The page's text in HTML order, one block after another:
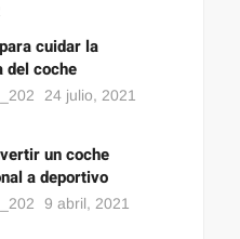
cuidar la
del coche
24 julio, 2021
un coche
a deportivo
9 abril, 2021